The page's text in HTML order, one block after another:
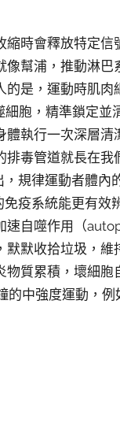
時會釋放特定信
像幫浦，推動淋
是，運動時肌肉
胞，精準鎖定並
執行一次深層清
排毒管道就長在
規律運動者體內
疫系統能更有效
速自噬作用（
默收拾垃圾，維
質累積，壞細胞
的中強度運動，